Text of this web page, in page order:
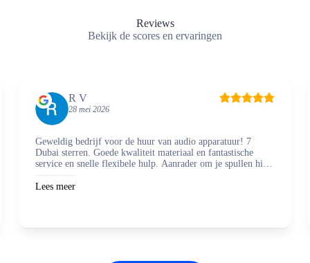
Reviews
Bekijk de scores en ervaringen
R V
28 mei 2026
Geweldig bedrijf voor de huur van audio apparatuur! 7
Dubai sterren. Goede kwaliteit materiaal en fantastische
service en snelle flexibele hulp. Aanrader om je spullen hier
Lees meer